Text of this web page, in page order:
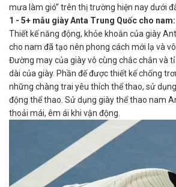
mưa làm gió” trên thị trường hiện nay dưới
1 - 5+ mẫu giày Anta Trung Quốc cho nam:
Thiết kế năng động, khỏe khoắn của giày
cho nam đã tạo nên phong cách mới lạ và
Đường may của giày vô cùng chắc chắn và
dài của giày. Phần đế được thiết kế chống
những chàng trai yêu thích thể thao, sử
động thể thao. Sử dụng giày thể thao nam
thoải mái, êm ái khi vận động.